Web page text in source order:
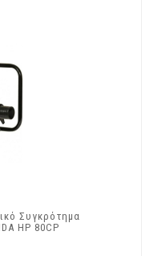
Συγκρότημα
HP 80CP